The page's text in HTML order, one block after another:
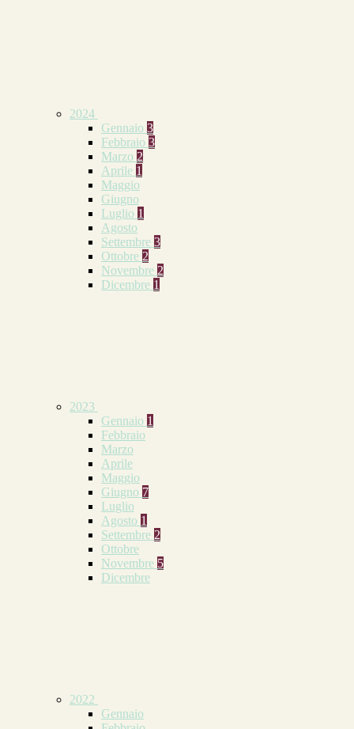
2024
Gennaio 3
Febbraio 3
Marzo 2
Aprile 1
Maggio
Giugno
Luglio 1
Agosto
Settembre 3
Ottobre 2
Novembre 2
Dicembre 1
2023
Gennaio 1
Febbraio
Marzo
Aprile
Maggio
Giugno 7
Luglio
Agosto 1
Settembre 2
Ottobre
Novembre 5
Dicembre
2022
Gennaio